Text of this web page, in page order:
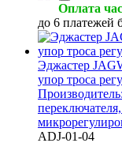
Оплата
до 6 платежей
Эджастер
упор троса
ADJ-01-04